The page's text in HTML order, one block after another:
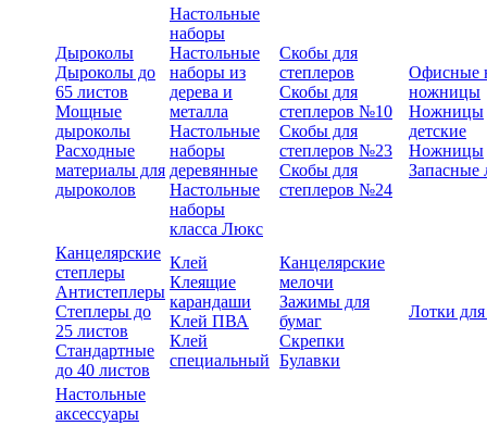
Дыроколы
Дыроколы до
65 листов
Мощные
дыроколы
Расходные
материалы для
дыроколов
Настольные
наборы
Настольные
наборы из
дерева и
металла
Настольные
наборы
деревянные
Настольные
наборы
класса Люкс
Скобы для
степлеров
Скобы для
степлеров №10
Скобы для
степлеров №23
Скобы для
степлеров №24
Офисные
ножницы
Ножницы
детские
Ножницы
Запасные
Канцелярские
степлеры
Антистеплеры
Степлеры до
25 листов
Стандартные
до 40 листов
Клей
Клеящие
карандаши
Клей ПВА
Клей
специальный
Канцелярские
мелочи
Зажимы для
бумаг
Скрепки
Булавки
Лотки
Настольные
аксессуары